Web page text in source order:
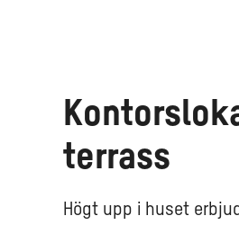
terrass
Högt upp i huset